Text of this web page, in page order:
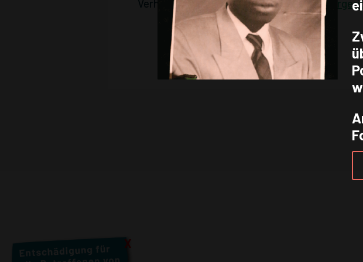
Verhandlungsort:Strafkammer 21,
X